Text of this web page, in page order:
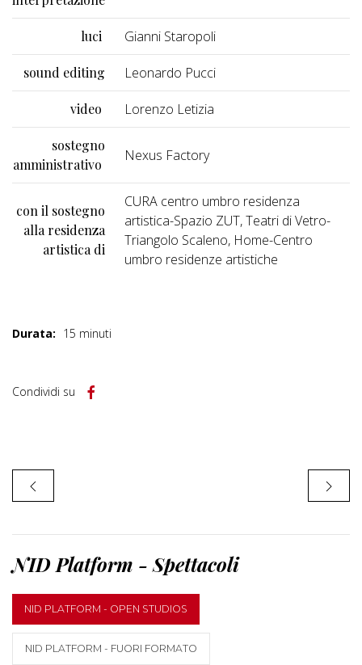
luci Gianni Staropoli
sound editing Leonardo Pucci
video Lorenzo Letizia
sostegno
amministrativo
Nexus Factory
con il sostegno
alla residenza
artistica di
CURA centro umbro residenza
artistica-Spazio ZUT, Teatri di Vetro-
Triangolo Scaleno, Home-Centro
umbro residenze artistiche
Durata: 15 minuti
Condividi su
NID Platform - Spettacoli
NID PLATFORM - OPEN STUDIOS
NID PLATFORM - FUORI FORMATO